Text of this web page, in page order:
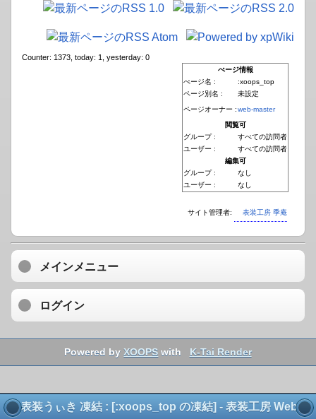
ぺージ情報
ぺージ名 :
:xoops_top
ページ別名 :
未設定
ページオーナー :web-master
閲覧可
グループ :
すべての訪問者
ユーザー :
すべての訪問者
編集可
グループ :
なし
ユーザー :
なし
Counter: 1373, today: 1, yesterday: 0
サイト管理者: 表装工房 季庵
メインメニュー
ログイン
Powered byXOOPS with K-Tai Render
表装うぃき 凍結 : [:xoops_top の凍結] - 表装工房 Web